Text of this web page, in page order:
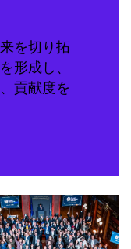
を切り拓
形成し、
貢献度を